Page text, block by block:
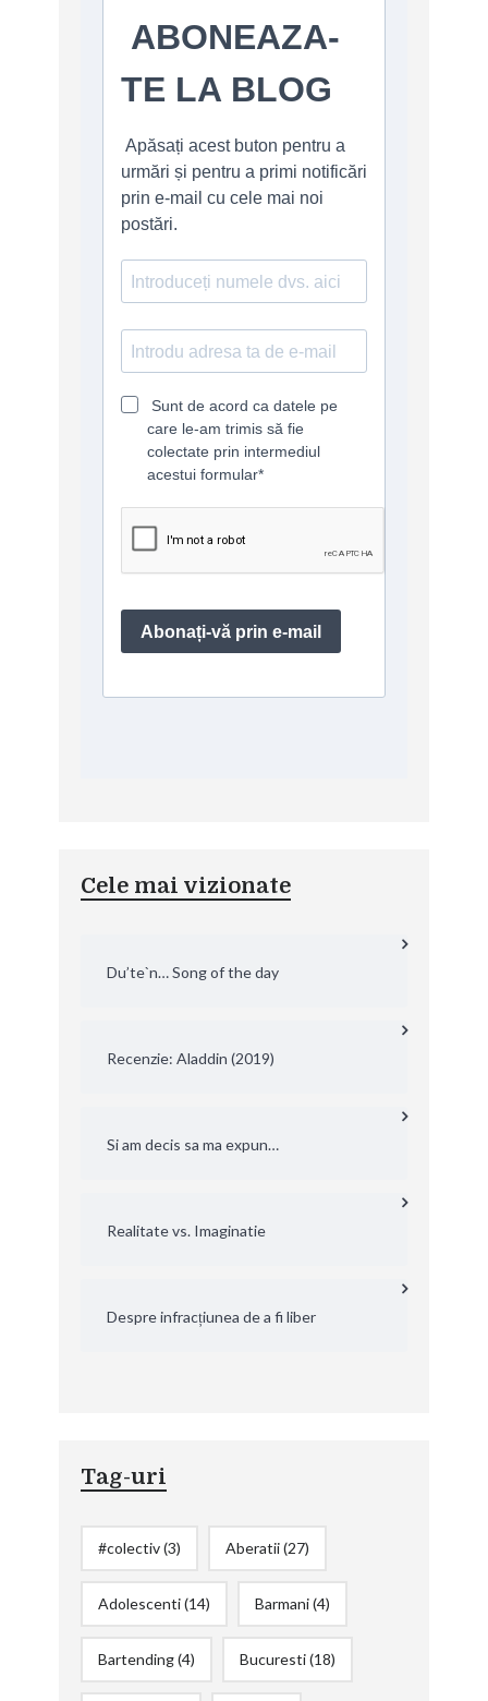
Cele mai vizionate
Du’te`n… Song of the day
Recenzie: Aladdin (2019)
Si am decis sa ma expun…
Realitate vs. Imaginatie
Despre infracțiunea de a fi liber
Tag-uri
#colectiv(3) Aberatii(27)
Adolescenti(14) Barmani(4)
Bartending(4) Bucuresti(18)